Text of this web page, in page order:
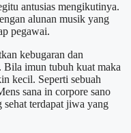
antusias mengikutinya.
alunan musik yang
pegawai.
kebugaran dan
Bila imun tubuh kuat maka
kecil. Seperti sebuah
sana in corpore sano
terdapat jiwa yang